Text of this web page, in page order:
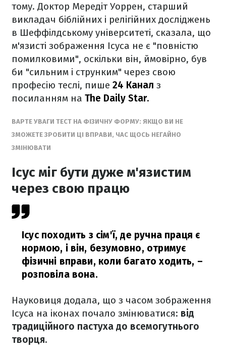
тому. Доктор Мередіт Уоррен, старший
викладач біблійних і релігійних досліджень
в Шеффілдському університеті, сказала, що
м'язисті зображення Ісуса не є "повністю
помилковими", оскільки він, ймовірно, був
би "сильним і струнким" через свою
професію теслі, пише 24 Канал з
посиланням на The Daily Star.
ВАРТЕ УВАГИ ТЕСТ НА ФІЗИЧНУ ФОРМУ: ЯКЩО ВИ НЕ
ЗМОЖЕТЕ ЗРОБИТИ ЦІ ВПРАВИ, ЧАС ЩОСЬ НЕГАЙНО
ЗМІНЮВАТИ
Ісус міг бути дуже м'язистим
через свою працю
Ісус походить з сім'ї, де ручна праця є
нормою, і він, безумовно, отримує
фізичні вправи, коли багато ходить, –
розповіла вона.
Науковиця додала, що з часом зображення
Ісуса на іконах почало змінюватися: від
традиційного пастуха до всемогутнього
творця.